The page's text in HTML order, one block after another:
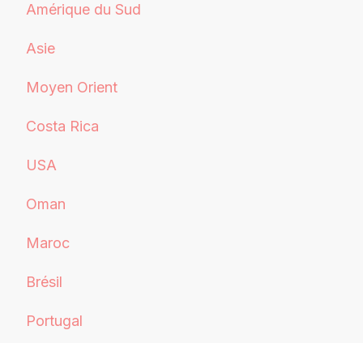
Amérique du Sud
Asie
Moyen Orient
Costa Rica
USA
Oman
Maroc
Brésil
Portugal